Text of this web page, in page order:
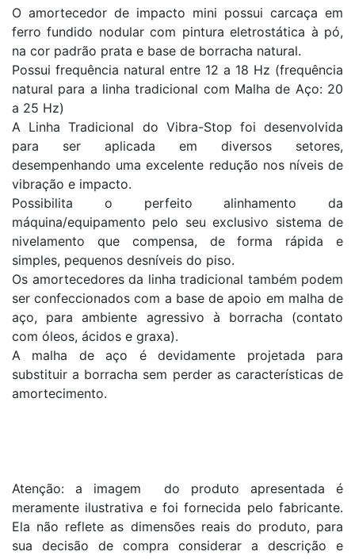
O amortecedor de impacto mini possui carcaça em
ferro fundido nodular com pintura eletrostática à pó,
na cor padrão prata e base de borracha natural.
Possui frequência natural entre 12 a 18 Hz (frequência
natural para a linha tradicional com Malha de Aço: 20
a 25 Hz)
A Linha Tradicional do Vibra-Stop foi desenvolvida
para ser aplicada em diversos setores,
desempenhando uma excelente redução nos níveis de
vibração e impacto.
Possibilita o perfeito alinhamento da
máquina/equipamento pelo seu exclusivo sistema de
nivelamento que compensa, de forma rápida e
simples, pequenos desníveis do piso.
Os amortecedores da linha tradicional também podem
ser confeccionados com a base de apoio em malha de
aço, para ambiente agressivo à borracha (contato
com óleos, ácidos e graxa).
A malha de aço é devidamente projetada para
substituir a borracha sem perder as características de
amortecimento.
Atenção: a imagem do produto apresentada é
meramente ilustrativa e foi fornecida pelo fabricante.
Ela não reflete as dimensões reais do produto, para
sua decisão de compra considerar a descrição e